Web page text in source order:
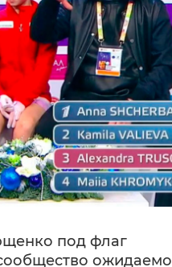
под флаг
ожидаемо